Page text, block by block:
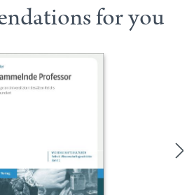
for you